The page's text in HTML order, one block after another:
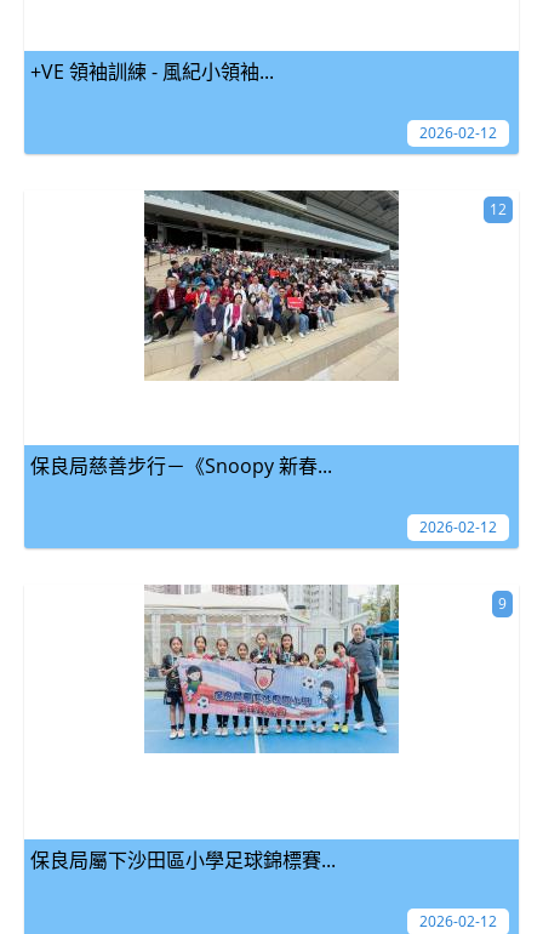
+VE 領袖訓練 - 風紀小領袖...
2026-02-12
保良局慈善步行－《Snoopy 新春...
12
2026-02-12
保良局屬下沙田區小學足球錦標賽...
9
2026-02-12